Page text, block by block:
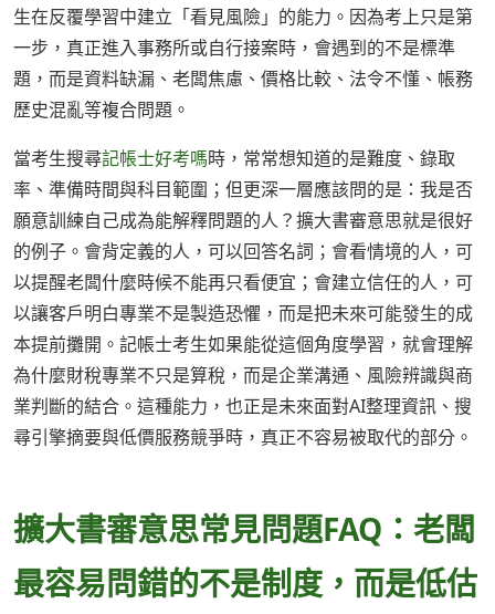
生在反覆學習中建立「看見風險」的能力。因為考上只是第
一步，真正進入事務所或自行接案時，會遇到的不是標準
題，而是資料缺漏、老闆焦慮、價格比較、法令不懂、帳務
歷史混亂等複合問題。
當考生搜尋記帳士好考嗎時，常常想知道的是難度、錄取
率、準備時間與科目範圍；但更深一層應該問的是：我是否
願意訓練自己成為能解釋問題的人？擴大書審意思就是很好
的例子。會背定義的人，可以回答名詞；會看情境的人，可
以提醒老闆什麼時候不能再只看便宜；會建立信任的人，可
以讓客戶明白專業不是製造恐懼，而是把未來可能發生的成
本提前攤開。記帳士考生如果能從這個角度學習，就會理解
為什麼財稅專業不只是算稅，而是企業溝通、風險辨識與商
業判斷的結合。這種能力，也正是未來面對AI整理資訊、搜
尋引擎摘要與低價服務競爭時，真正不容易被取代的部分。
擴大書審意思常見問題FAQ：老闆
最容易問錯的不是制度，而是低估